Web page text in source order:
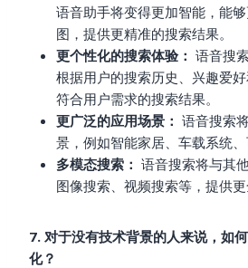
语音助手将变得更加智能，能
图，提供更精准的搜索结果。
更个性化的搜索体验： 语音搜
根据用户的搜索历史、兴趣爱
符合用户需求的搜索结果。
更广泛的应用场景： 语音搜索
景，例如智能家居、车载系统、
多模态搜索： 语音搜索将与其
图像搜索、视频搜索等，提供更
7. 对于没有技术背景的人来说，如
化？